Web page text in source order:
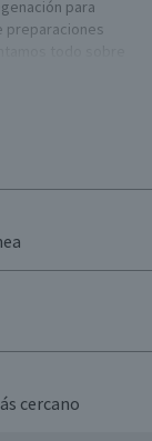
para
preparaciones
esponjosa
se emplea en la
en panes o
crema de leche,
llegar a
versátil que
cercano